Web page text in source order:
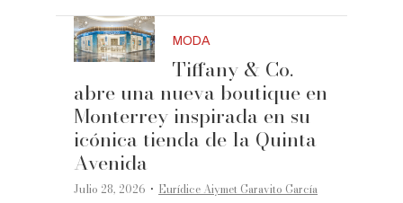
MODA
Tiffany & Co.
abre una nueva boutique en
Monterrey inspirada en su
icónica tienda de la Quinta
Avenida
Julio 28, 2026 ·Eurídice Aiymet Garavito García